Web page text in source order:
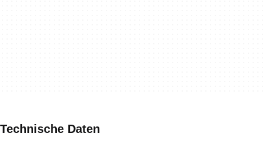
Technische Daten